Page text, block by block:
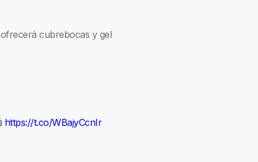
cubrebocas y gel
https://t.co/WBajyCcnIr